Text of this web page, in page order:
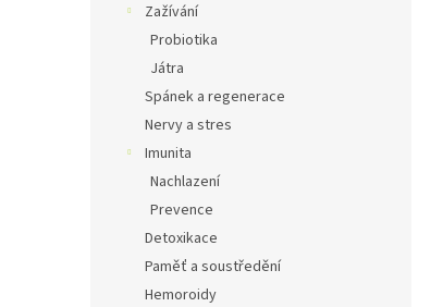
Zažívání
Probiotika
Játra
Spánek a regenerace
Nervy a stres
Imunita
Nachlazení
Prevence
Detoxikace
Paměť a soustředění
Hemoroidy